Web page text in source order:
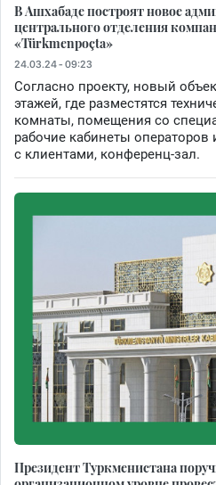
В Ашхабаде построят новое
центрального отделения
«Türkmenpoçta»
24.03.24 - 09:23
Согласно проекту, новый
этажей, где разместятся
комнаты, помещения со
рабочие кабинеты
с клиентами, конференц-зал.
Президент Туркменистана